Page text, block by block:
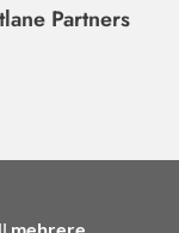
Partners